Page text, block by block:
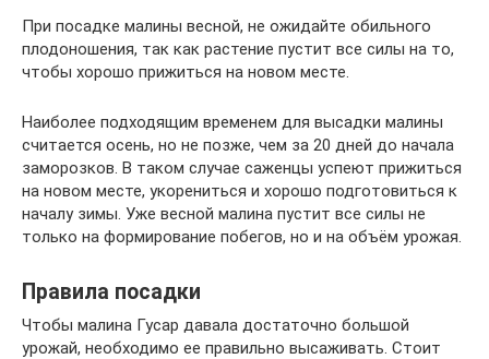
При посадке малины весной, не ожидайте обильного
плодоношения, так как растение пустит все силы на то,
чтобы хорошо прижиться на новом месте.
Наиболее подходящим временем для высадки малины
считается осень, но не позже, чем за 20 дней до начала
заморозков. В таком случае саженцы успеют прижиться
на новом месте, укорениться и хорошо подготовиться к
началу зимы. Уже весной малина пустит все силы не
только на формирование побегов, но и на объём урожая.
Правила посадки
Чтобы малина Гусар давала достаточно большой
урожай, необходимо ее правильно высаживать. Стоит